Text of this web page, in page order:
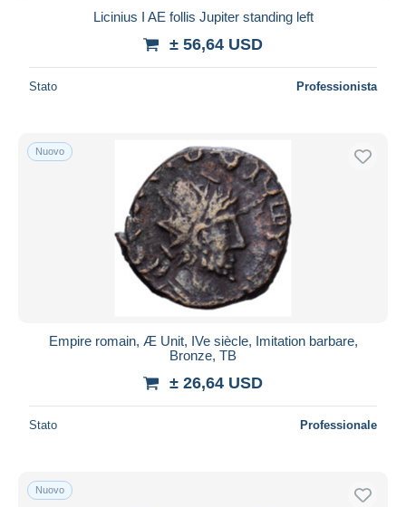
Licinius I AE follis Jupiter standing left
± 56,64 USD
Stato Professionista
Nuovo
Empire romain, Æ Unit, IVe siècle, Imitation barbare,
Bronze, TB
± 26,64 USD
Stato Professionale
Nuovo